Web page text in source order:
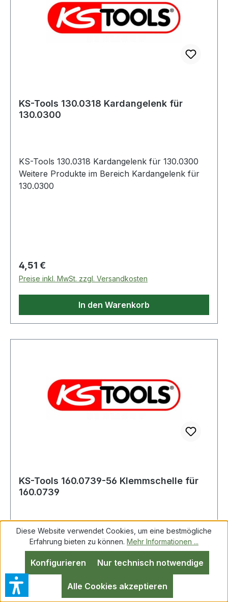
KS-Tools 130.0318 Kardangelenk für
130.0300
KS-Tools 130.0318 Kardangelenk für 130.0300
Weitere Produkte im Bereich Kardangelenk für
130.0300
Regulärer Preis:
4,51 €
Preise inkl. MwSt. zzgl. Versandkosten
In den Warenkorb
KS-Tools 160.0739-56 Klemmschelle für
160.0739
KS-Tools 160.0739-56 Klemmschelle für
160.0739
Diese Website verwendet Cookies, um eine bestmögliche
Erfahrung bieten zu können. Mehr Informationen ...
Nur technisch notwendige
Konfigurieren
Alle Cookies akzeptieren